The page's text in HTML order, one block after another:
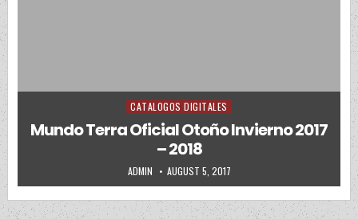
Posted in
CATALOGOS DIGITALES
Mundo Terra Oficial Otoño Invierno 2017
– 2018
AUTHOR:
ADMIN PUBLISHED DATE:
AUGUST 5, 2017